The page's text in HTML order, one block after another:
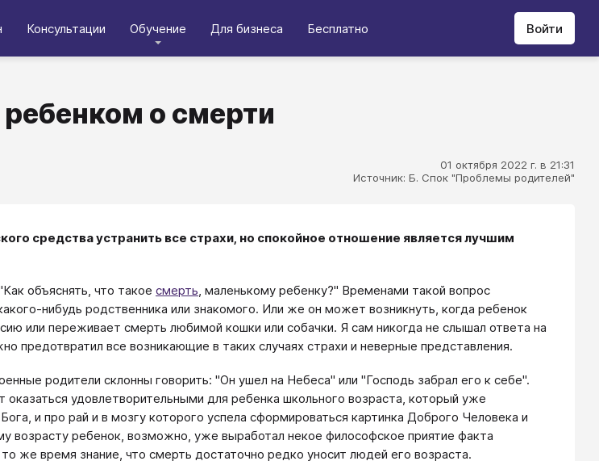
Консультации Обучение Для бизнеса Бесплатно Войти
ребенком о смерти
01 октября 2022 г. в 21:31
Источник: Б. Спок "Проблемы родителей"
средства устранить все страхи, но спокойное отношение является лучшим
объяснять, что такое смерть , маленькому ребенку?" Временами такой вопрос
нибудь родственника или знакомого. Или же он может возникнуть, когда ребенок
или переживает смерть любимой кошки или собачки. Я сам никогда не слышал ответа на
предотвратил все возникающие в таких случаях страхи и неверные представления.
родители склонны говорить: "Он ушел на Небеса" или "Господь забрал его к себе".
оказаться удовлетворительными для ребенка школьного возраста, который уже
и про рай и в мозгу которого успела сформироваться картинка Доброго Человека и
возрасту ребенок, возможно, уже выработал некое философское приятие факта
же время знание, что смерть достаточно редко уносит людей его возраста.